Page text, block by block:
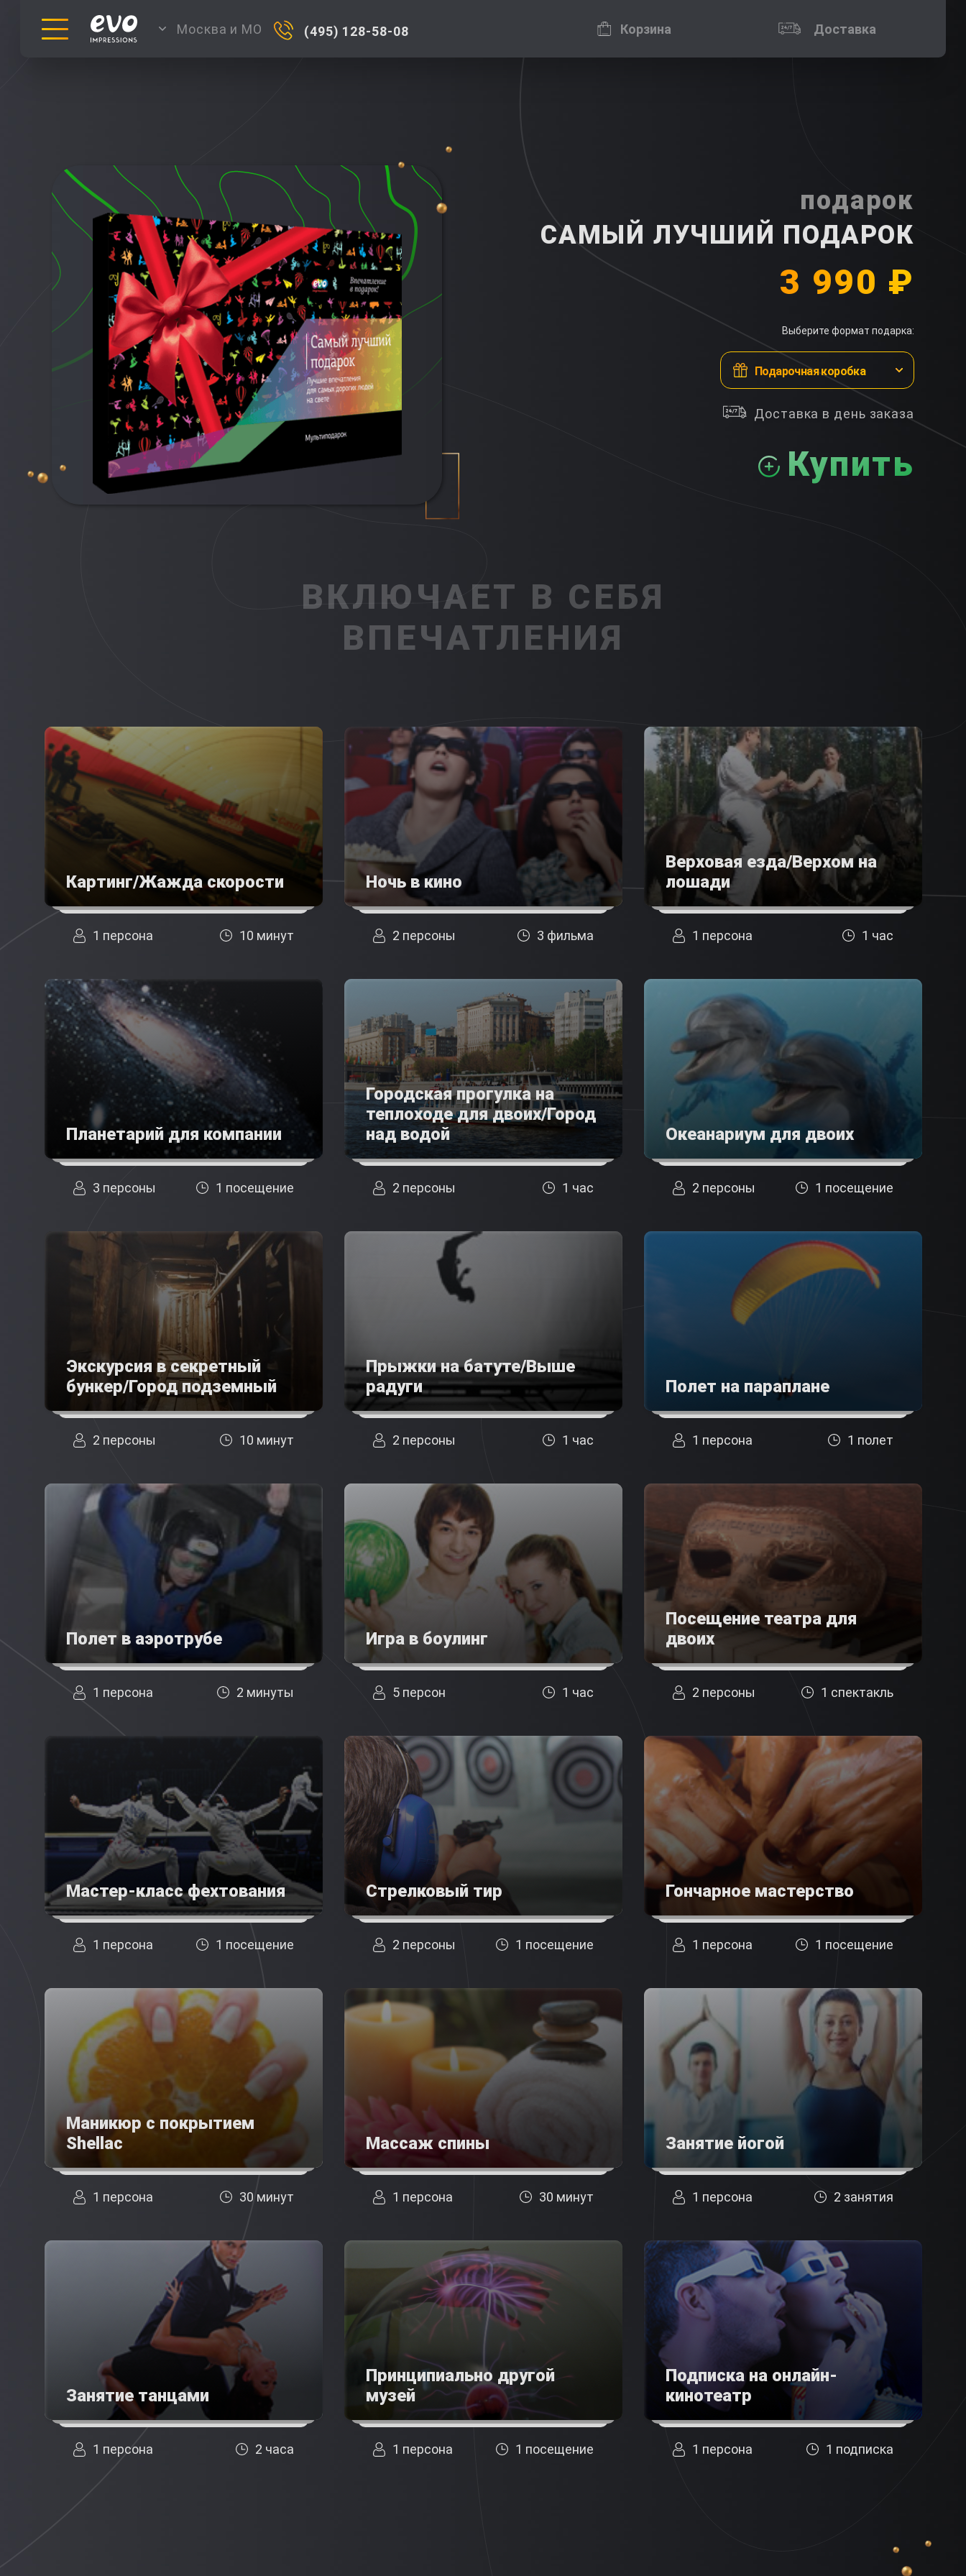
Москва и МО (495) 128-58-08 Корзина Доставка
подарок
САМЫЙ ЛУЧШИЙ ПОДАРОК
3 990 ₽
Выберите формат подарка:
Подарочная коробка
Доставка в день заказа
Купить
ВКЛЮЧАЕТ В СЕБЯ
ВПЕЧАТЛЕНИЯ
Картинг/Жажда скорости
1 персона 10 минут
Ночь в кино
2 персоны 3 фильма
Верховая езда/Верхом на
лошади
1 персона 1 час
Планетарий для компании
3 персоны 1 посещение
Городская прогулка на
теплоходе для двоих/Город
над водой
2 персоны 1 час
Океанариум для двоих
2 персоны 1 посещение
Экскурсия в секретный
бункер/Город подземный
2 персоны 10 минут
Прыжки на батуте/Выше
радуги
2 персоны 1 час
Полет на параплане
1 персона 1 полет
Полет в аэротрубе
1 персона 2 минуты
Игра в боулинг
5 персон 1 час
Посещение театра для
двоих
2 персоны 1 спектакль
Мастер-класс фехтования
1 персона 1 посещение
Стрелковый тир
2 персоны 1 посещение
Гончарное мастерство
1 персона 1 посещение
Маникюр с покрытием
Shellac
1 персона 30 минут
Массаж спины
1 персона 30 минут
Занятие йогой
1 персона 2 занятия
Занятие танцами
1 персона 2 часа
Принципиально другой
музей
1 персона 1 посещение
Подписка на онлайн-
кинотеатр
1 персона 1 подписка